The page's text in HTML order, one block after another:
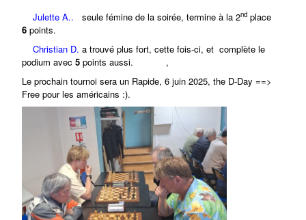
Julette A.. seule fémine de la soirée, termine à la 2nd place
6 points.
Christian D. a trouvé plus fort, cette fois-ci, et complète le
podium avec 5 points aussi. ,
Le prochain tournoi sera un Rapide, 6 juin 2025, the D-Day ==>
Free pour les américains :).